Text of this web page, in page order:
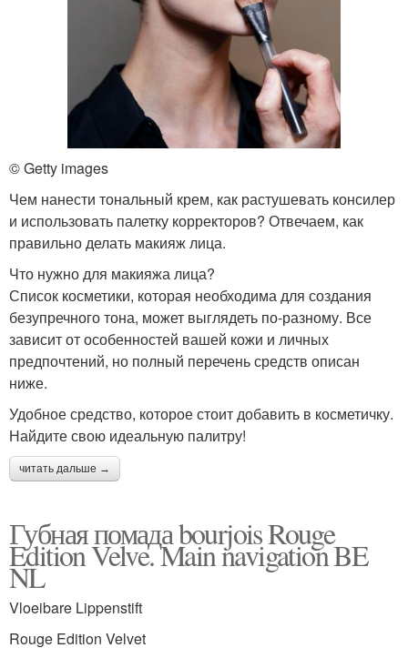
© Getty images
Чем нанести тональный крем, как растушевать консилер
и использовать палетку корректоров? Отвечаем, как
правильно делать макияж лица.
Что нужно для макияжа лица?
Список косметики, которая необходима для создания
безупречного тона, может выглядеть по-разному. Все
зависит от особенностей вашей кожи и личных
предпочтений, но полный перечень средств описан
ниже.
Удобное средство, которое стоит добавить в косметичку.
Найдите свою идеальную палитру!
читать дальше →
Губная помада bourjois Rouge
Edition Velve. Main navigation BE
NL
Vloeibare Lippenstift
Rouge Edition Velvet